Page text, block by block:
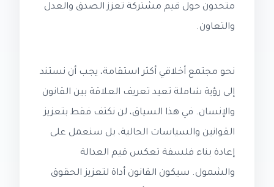
متحدون حول قيم مشتركة تعزز الصدق والعدل
والتعاون.
نحو مجتمع أخلاقي أكثر استقامة، يجب أن نستند
إلى رؤية شاملة تعيد تعريف العلاقة بين القانون
والإنسان. في هذا السياق، لن نكتف فقط بتعزيز
القوانين والسياسات الحالية، بل سنعمل على
إعادة بناء فلسفة تعكس قيم العدالة
والشمول. سيكون القانون أداة لتعزيز الحقوق